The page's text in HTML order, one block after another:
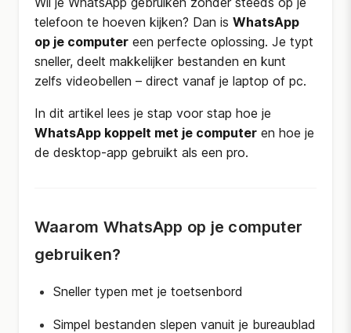
telefoon te hoeven kijken? Dan is WhatsApp
op je computer een perfecte oplossing. Je typt
sneller, deelt makkelijker bestanden en kunt
zelfs videobellen – direct vanaf je laptop of pc.
In dit artikel lees je stap voor stap hoe je
WhatsApp koppelt met je computer en hoe je
de desktop-app gebruikt als een pro.
Waarom WhatsApp op je computer
gebruiken?
Sneller typen met je toetsenbord
Simpel bestanden slepen vanuit je bureaublad